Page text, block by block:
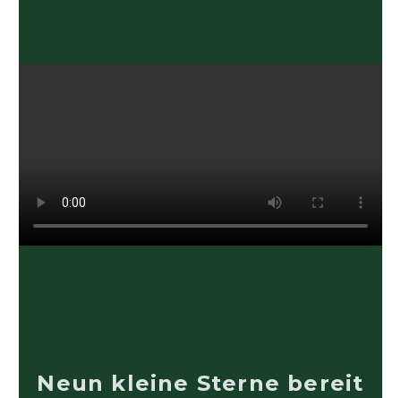
Neun kleine Sterne bereit